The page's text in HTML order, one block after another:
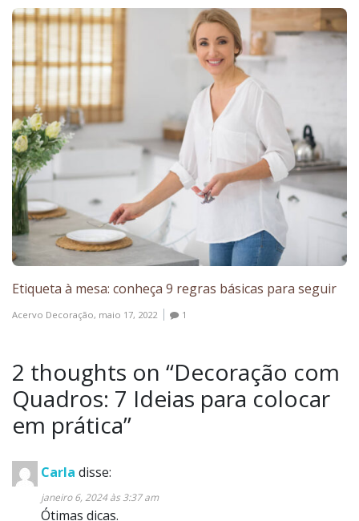
Etiqueta à mesa: conheça 9 regras básicas para seguir
Acervo Decoração, maio 17, 2022 1
2 thoughts on “Decoração com
Quadros: 7 Ideias para colocar
em prática”
Carla disse:
janeiro 6, 2024 às 3:37 am
Ótimas dicas.